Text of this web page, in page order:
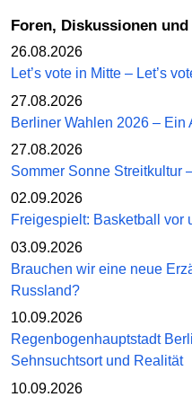
Foren, Diskussionen
26.08.2026
Let’s vote in Mitte – Let’s
27.08.2026
Berliner Wahlen 2026 – Ein
27.08.2026
Sommer Sonne Streitkultur
02.09.2026
Freigespielt: Basketball vor
03.09.2026
Brauchen wir eine neue
Russland?
10.09.2026
Regenbogenhauptstadt
Sehnsuchtsort und Realität
10.09.2026